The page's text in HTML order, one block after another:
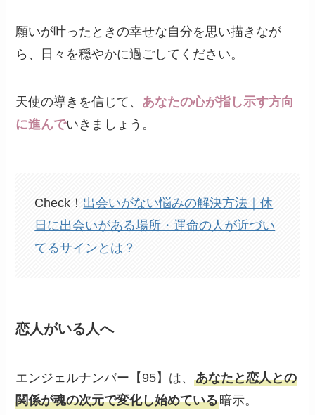
願いが叶ったときの幸せな自分を思い描きなが
ら、日々を穏やかに過ごしてください。
天使の導きを信じて、 あなたの心が指し示す方向
に進んでいきましょう。
Check！ 出会いがない悩みの解決方法｜休
日に出会いがある場所・運命の人が近づい
てるサインとは？
恋人がいる人へ
エンジェルナンバー【95】は、あなたと恋人との
関係が魂の次元で変化し始めている暗示。